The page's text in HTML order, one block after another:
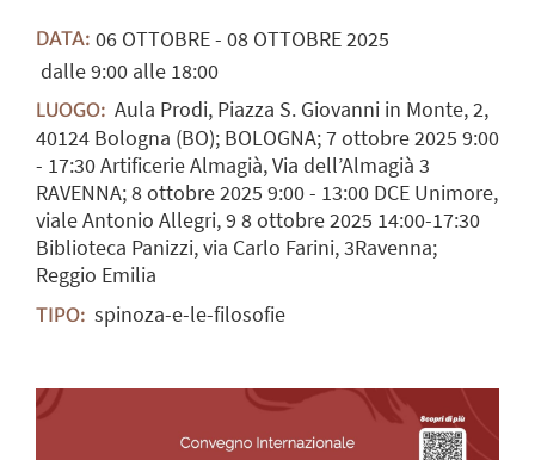
DATA: 06OTTOBRE- 08 OTTOBRE2025
dalle 9:00 alle 18:00
LUOGO: Aula Prodi, Piazza S. Giovanni in Monte, 2,
40124 Bologna (BO); BOLOGNA; 7 ottobre 2025 9:00
- 17:30 Artificerie Almagià, Via dell’Almagià 3
RAVENNA; 8 ottobre 2025 9:00 - 13:00 DCE Unimore,
viale Antonio Allegri, 9 8 ottobre 2025 14:00-17:30
Biblioteca Panizzi, via Carlo Farini, 3Ravenna;
Reggio Emilia
TIPO: spinoza-e-le-filosofie